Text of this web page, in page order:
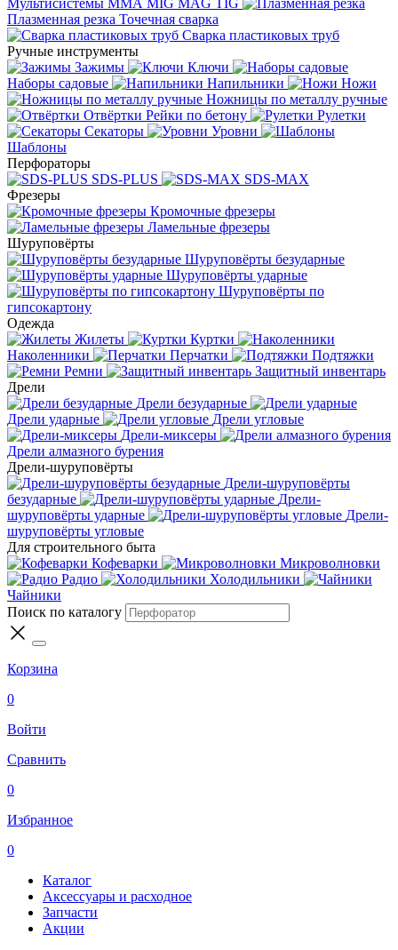
Мультисистемы ММА MIG MAG TIG
Плазменная резка Точечная сварка
Cварка пластиковых труб
Ручные инструменты
Зажимы
Ключи
Наборы садовые
Напильники
Ножи
Ножницы по металлу ручные
Отвёртки Рейки по бетону
Рулетки
Секаторы
Уровни
Шаблоны
Перфораторы
SDS-PLUS
SDS-MAX
Фрезеры
Кромочные фрезеры
Ламельные фрезеры
Шуруповёрты
Шуруповёрты безударные
Шуруповёрты ударные
Шуруповёрты по
гипсокартону
Одежда
Жилеты
Куртки
Наколенники
Перчатки
Подтяжки
Ремни
Защитный инвентарь
Дрели
Дрели безударные
Дрели ударные
Дрели угловые
Дрели-миксеры
Дрели алмазного бурения
Дрели-шуруповёрты
Дрели-шуруповёрты
безударные
Дрели-
шуруповёрты ударные
Дрели-
шуруповёрты угловые
Для строительного быта
Кофеварки
Микроволновки
Радио
Холодильники
Чайники
Поиск по каталогу
Корзина
0
Войти
Сравнить
0
Избранное
0
Каталог
Аксессуары и расходное
Запчасти
Акции